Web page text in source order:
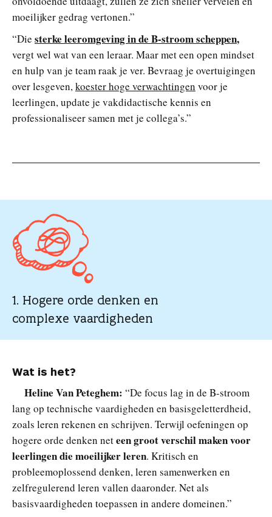
moeilijker gedrag vertonen.”
“Die sterke leeromgeving in de B-stroom scheppen,
vergt wel wat van een leraar. Maar met een open mindset
en hulp van je team raak je ver. Bevraag je overtuigingen
over lesgeven,koester hoge verwachtingen voor je
leerlingen, update je vakdidactische kennis en
professionaliseer samen met je collega’s.”
1. Hogere orde denken en
complexe vaardigheden
Wat is het?
Heline Van Peteghem: “De focus lag in de B-stroom
lang op technische vaardigheden en basisgeletterdheid,
zoals leren rekenen en schrijven. Terwijl oefeningen op
hogere orde denken neteen groot verschil maken voor
leerlingen die moeilijker leren. Kritisch en
probleemoplossend denken, leren samenwerken en
zelfregulerend leren vallen daaronder. Net als
basisvaardigheden toepassen in andere domeinen.”